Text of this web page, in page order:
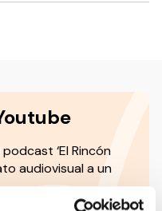
‘El Rincón
audiovisual a un